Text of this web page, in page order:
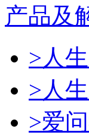
产品及
>人
>人
>爱